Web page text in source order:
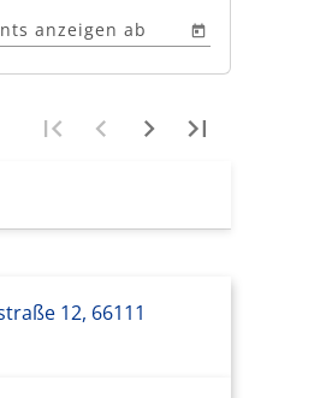
anzeigen ab
12, 66111